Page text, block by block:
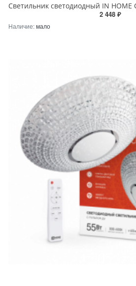
2 448 ₽
Наличие:мало